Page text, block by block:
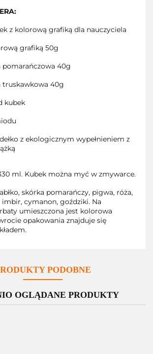
z kolorową grafiką dla nauczyciela
grafiką 50g
40g
40g
kubek
z ekologicznym wypełnieniem z
ml. Kubek można myć w zmywarce.
skórka pomarańczy, pigwa, róża,
cymanon, goździki. Na
umieszczona jest kolorowa
opakowania znajduje się
PODOBNE
OGLĄDANE PRODUKTY